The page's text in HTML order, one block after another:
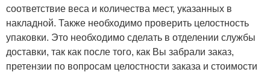
соответствие веса и количества мест, указанных в
накладной. Также необходимо проверить целостность
упаковки. Это необходимо сделать в отделении службы
доставки, так как после того, как Вы забрали заказ,
претензии по вопросам целостности заказа и стоимости